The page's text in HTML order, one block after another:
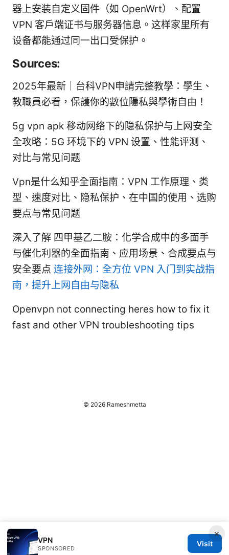
器上安装自定义固件（如 OpenWrt）、配置
VPN 客户端证书与服务器信息。这样家里所有
设备都能通过同一出口受保护。
Sources:
2025年最新｜台科VPN申請完整教學：學生、
教職員必看，保護你的數位隱私與學術自由！
5g vpn apk 移动网络下的隐私保护与上网安全
全攻略：5G 环境下的 VPN 设置、性能评测、
对比与常见问题
Vpn是什么知乎全面指南：VPN 工作原理、类
型、速度对比、隐私保护、在中国的使用、选购
要点与常见问题
深入了解 四甲基乙二胺：化学合成中的多面手
与催化利器的全面指南、应用场景、合成要点与
安全要点 连接外网：全方位 VPN 入门到实战指
南，提升上网自由与隐私
Openvpn not connecting heres how to fix it
fast and other VPN troubleshooting tips
×
VPN
SPONSORED
Visit
© 2026 Rameshmetta